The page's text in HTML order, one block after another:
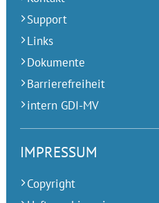
Support
Links
Dokumente
Barrierefreiheit
intern GDI-MV
IMPRESSUM
Copyright